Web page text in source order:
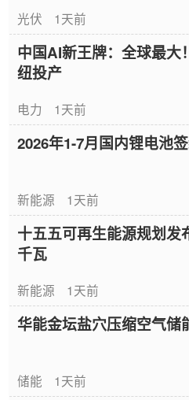
光伏 1天前
中国AI新王牌：全球最大
纽投产
电力 1天前
2026年1-7月国内锂电池
新能源 1天前
十五五可再生能源规划发
千瓦
新能源 1天前
华能金坛盐穴压缩空气储
储能 1天前